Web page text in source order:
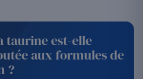
taurine est-elle
aux formules de
?